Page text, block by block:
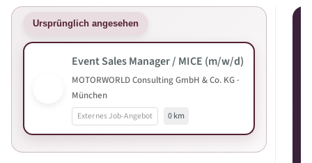
Ursprünglich angesehen
Event Sales Manager / MICE (m/w/d)
MOTORWORLD Consulting GmbH & Co. KG ·
München
Externes Job-Angebot 0 km